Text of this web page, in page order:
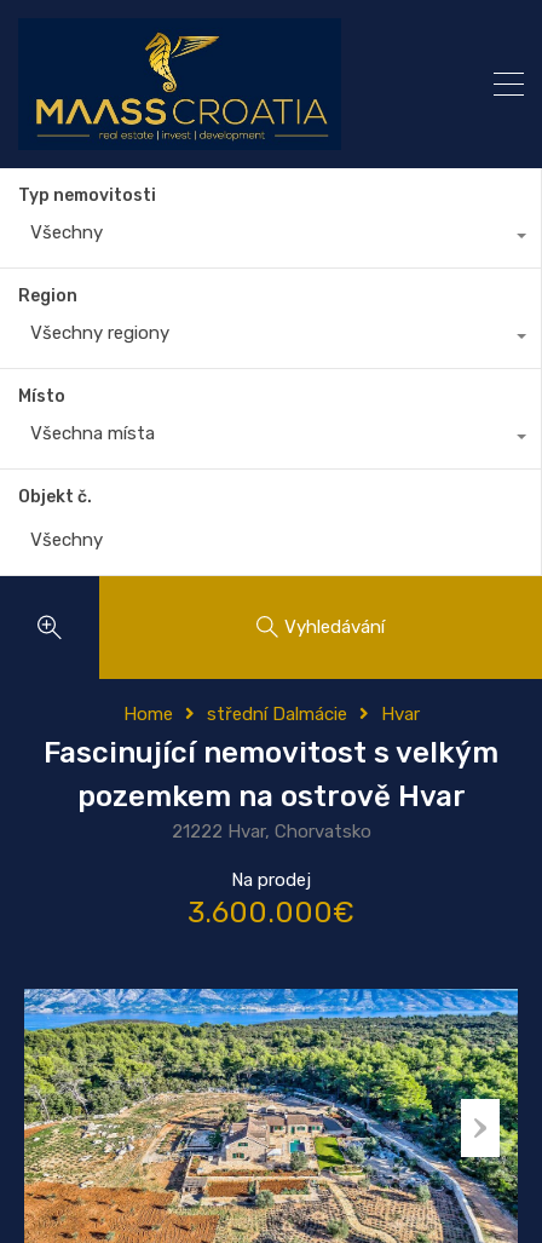
Typ nemovitosti
Všechny
Region
Všechny regiony
Místo
Všechna místa
Objekt č.
Vyhledávání
Home střední Dalmácie Hvar
Fascinující nemovitost s velkým
pozemkem na ostrově Hvar
21222 Hvar, Chorvatsko
Na prodej
3.600.000€